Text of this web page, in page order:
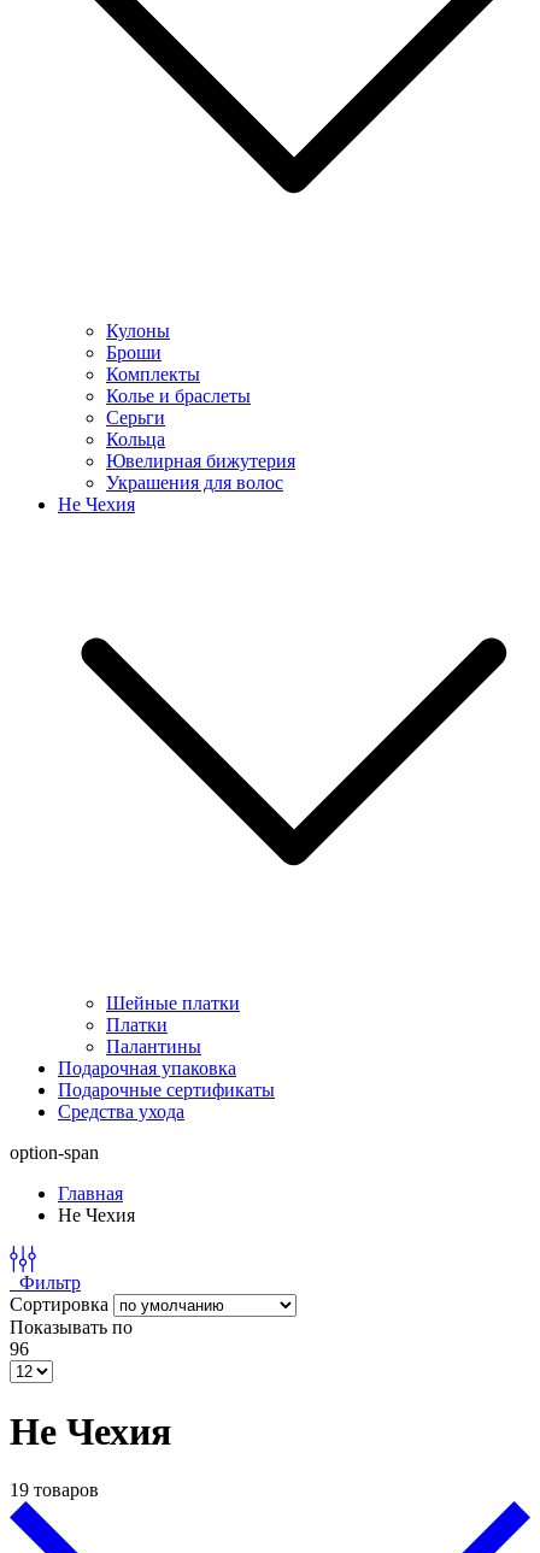
Кулоны
Броши
Комплекты
Колье и браслеты
Серьги
Кольца
Ювелирная бижутерия
Украшения для волос
Не Чехия
Шейные платки
Платки
Палантины
Подарочная упаковка
Подарочные сертификаты
Средства ухода
option-span
Главная
Не Чехия
Фильтр
Сортировка
Показывать по
96
Не Чехия
19 товаров